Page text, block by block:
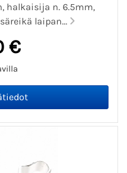
halkaisija n. 6.5mm,
laipan...
€